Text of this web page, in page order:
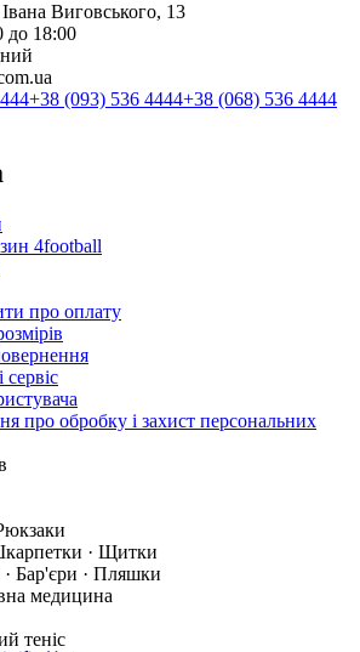
Виговського, 13
до 18:00
+38 (093) 536 4444+38 (068) 536 4444
4football
про оплату
сервіс
про обробку і захист персональних
· Щитки
Бар'єри · Пляшки
медицина
теніс